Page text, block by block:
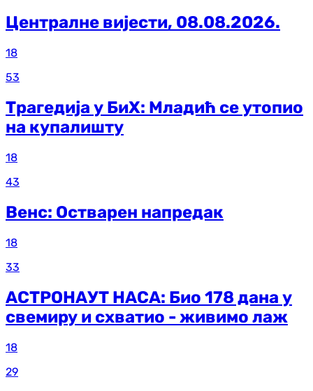
Централне вијести, 08.08.2026.
18
53
Трагедија у БиХ: Младић се утопио
на купалишту
18
43
Венс: Остварен напредак
18
33
АСТРОНАУТ НАСА: Био 178 дана у
свемиру и схватио - живимо лаж
18
29